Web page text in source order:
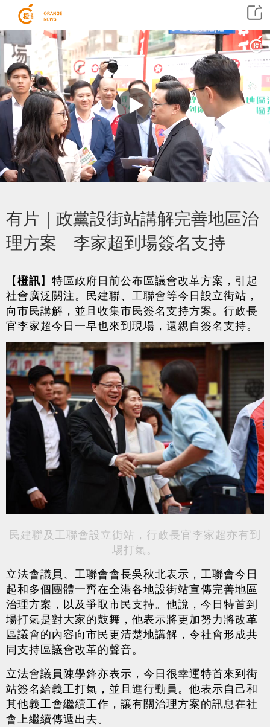
有片｜政黨設街站講解完善地區治
理方案 李家超到場簽名支持
【橙訊】特區政府日前公布區議會改革方案，引起
社會廣泛關注。民建聯、工聯會等今日設立街站，
向市民講解，並且收集市民簽名支持方案。行政長
官李家超今日一早也來到現場，還親自簽名支持。
民建聯及工聯會設立街站，行政長官李家超亦有到
埸打氣。
立法會議員、工聯會會長吳秋北表示，工聯會今日
起和多個團體一齊在全港各地設街站宣傳完善地區
治理方案，以及爭取市民支持。他說，今日特首到
場打氣是對大家的鼓舞，他表示將更加努力將改革
區議會的內容向市民更清楚地講解，令社會形成共
同支持區議會改革的聲音。
立法會議員陳學鋒亦表示，今日很幸運特首來到街
站簽名給義工打氣，並且進行動員。他表示自己和
其他義工會繼續工作，讓有關治理方案的訊息在社
會上繼續傳遞出去。